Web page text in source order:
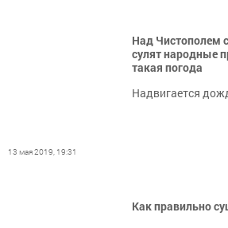
Над Чистополем
сулят народные
такая погода
Надвигается
13 мая 2019, 19:31
Как правильно